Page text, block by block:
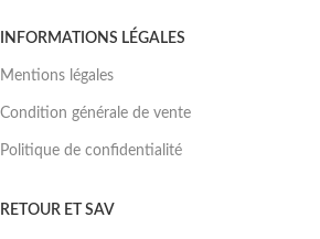
INFORMATIONS LÉGALES
Mentions légales
Condition générale de vente
Politique de confidentialité
RETOUR ET SAV